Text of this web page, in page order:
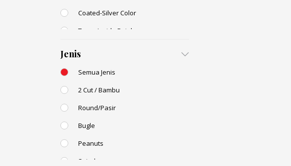
Coated-Silver Color
Trans-Inside Rainbow
Jenis
Semua Jenis
2 Cut / Bambu
Round/Pasir
Bugle
Peanuts
Spiral